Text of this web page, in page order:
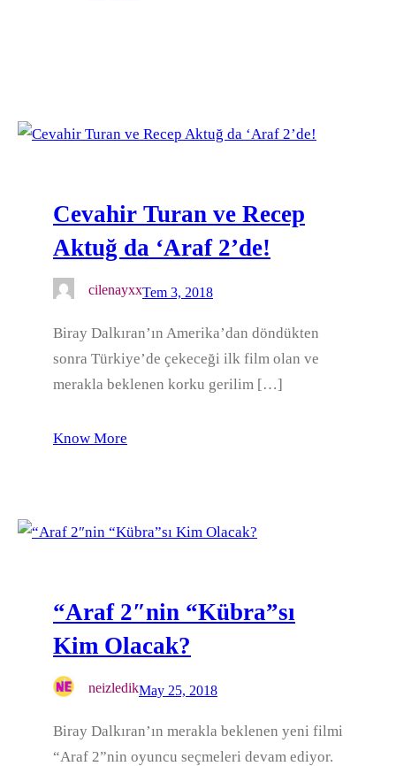
Cevahir Turan ve Recep
Aktuğ da ‘Araf 2’de!
cilenayxxTem 3, 2018
Biray Dalkıran’ın Amerika’dan döndükten
sonra Türkiye’de çekeceği ilk film olan ve
merakla beklenen korku gerilim […]
Know More
“Araf 2″nin “Kübra”sı
Kim Olacak?
neizledikMay 25, 2018
Biray Dalkıran’ın merakla beklenen yeni filmi
“Araf 2”nin oyuncu seçmeleri devam ediyor.